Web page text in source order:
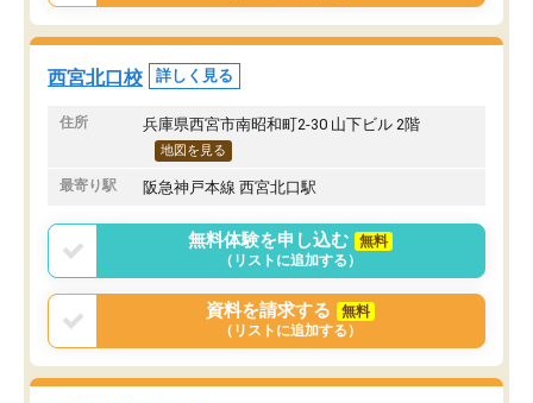
西宮北口校 詳しく見る
住所 兵庫県西宮市南昭和町2-30 山下ビル 2階
地図を見る
最寄り駅 阪急神戸本線 西宮北口駅
無料体験を申し込む
無料
（リストに追加する）
資料を請求する
無料
（リストに追加する）